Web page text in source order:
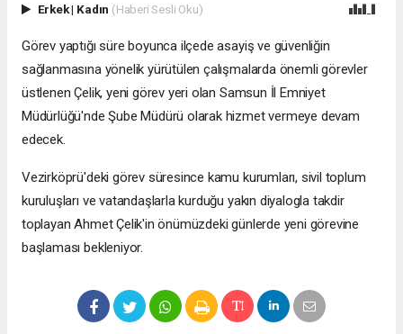
Erkek| Kadın (Haberi Sesli Oku)
Görev yaptığı süre boyunca ilçede asayiş ve güvenliğin
sağlanmasına yönelik yürütülen çalışmalarda önemli görevler
üstlenen Çelik, yeni görev yeri olan Samsun İl Emniyet
Müdürlüğü'nde Şube Müdürü olarak hizmet vermeye devam
edecek.
Vezirköprü'deki görev süresince kamu kurumları, sivil toplum
kuruluşları ve vatandaşlarla kurduğu yakın diyalogla takdir
toplayan Ahmet Çelik'in önümüzdeki günlerde yeni görevine
başlaması bekleniyor.